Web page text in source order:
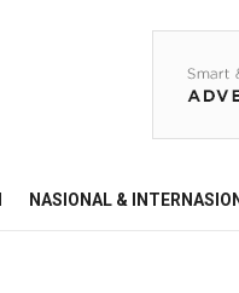
NASIONAL &